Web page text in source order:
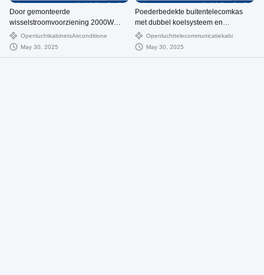
Door gemonteerde
wisselstroomvoorziening 2000W
airconditioner voor buitenkasten
OpenluchtkabinetsAirconditioner
May 30, 2025
Poederbedekte buitentelecomkas
met dubbel koelsysteem en
stroomsysteem
Openluchttelecommunicatiekabinet
May 30, 2025